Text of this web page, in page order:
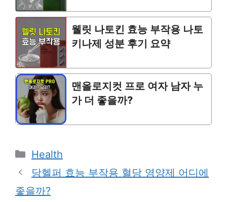
웰릿 나토킨 효능 부작용 나토
키나제 성분 후기 요약
맨올로지컷 프로 여자 남자 누
가 더 좋을까?
Categories
Health
당헬퍼 효능 부작용 혈당 영양제 어디에
좋을까?